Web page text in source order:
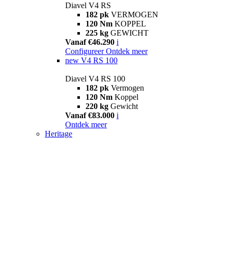
Diavel V4 RS
182 pk VERMOGEN
120 Nm KOPPEL
225 kg GEWICHT
Vanaf €46.290 i
Configureer Ontdek meer
new V4 RS 100
Diavel V4 RS 100
182 pk Vermogen
120 Nm Koppel
220 kg Gewicht
Vanaf €83.000 i
Ontdek meer
Heritage